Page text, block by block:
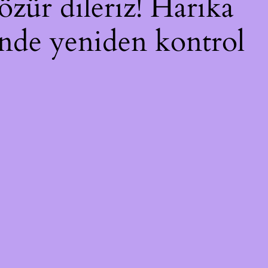
yeniden kontrol